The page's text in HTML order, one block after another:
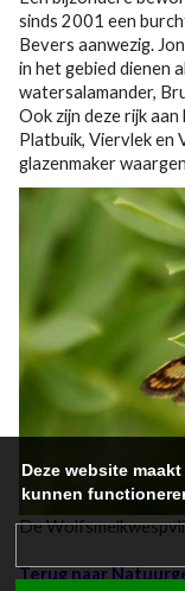
sinds 2001 een
Bevers aanwezig.
in het gebied dienen
watersalamander,
Ook zijn deze rijk
Platbuik, Viervlek en
glazenmaker
De
Terug naar
Deze website
kunnen